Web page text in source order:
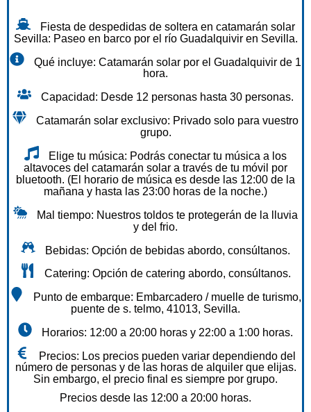
Fiesta de despedidas de soltera en catamarán solar
Sevilla: Paseo en barco por el río Guadalquivir en Sevilla.
Qué incluye: Catamarán solar por el Guadalquivir de 1
hora.
Capacidad: Desde 12 personas hasta 30 personas.
Catamarán solar exclusivo: Privado solo para vuestro
grupo.
Elige tu música: Podrás conectar tu música a los
altavoces del catamarán solar a través de tu móvil por
bluetooth. (El horario de música es desde las 12:00 de la
mañana y hasta las 23:00 horas de la noche.)
Mal tiempo: Nuestros toldos te protegerán de la lluvia
y del frio.
Bebidas: Opción de bebidas abordo, consúltanos.
Catering: Opción de catering abordo, consúltanos.
Punto de embarque: Embarcadero / muelle de turismo,
puente de s. telmo, 41013, Sevilla.
Horarios: 12:00 a 20:00 horas y 22:00 a 1:00 horas.
Precios: Los precios pueden variar dependiendo del
número de personas y de las horas de alquiler que elijas.
Sin embargo, el precio final es siempre por grupo.
Precios desde las 12:00 a 20:00 horas.